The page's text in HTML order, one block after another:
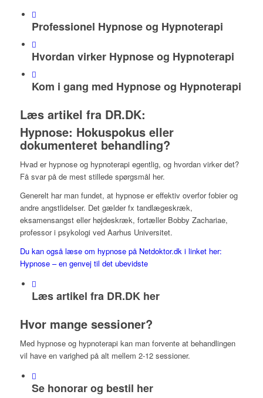
Professionel Hypnose og Hypnoterapi
Hvordan virker Hypnose og Hypnoterapi
Kom i gang med Hypnose og Hypnoterapi
Læs artikel fra DR.DK:
Hypnose: Hokuspokus eller
dokumenteret behandling?
Hvad er hypnose og hypnoterapi egentlig, og hvordan virker det?
Få svar på de mest stillede spørgsmål her.
Generelt har man fundet, at hypnose er effektiv overfor fobier og
andre angstlidelser. Det gælder fx tandlægeskræk,
eksamensangst eller højdeskræk, fortæller Bobby Zachariae,
professor i psykologi ved Aarhus Universitet.
Du kan også læse om hypnose på Netdoktor.dk i linket her:
Hypnose – en genvej til det ubevidste
Læs artikel fra DR.DK her
Hvor mange sessioner?
Med hypnose og hypnoterapi kan man forvente at behandlingen
vil have en varighed på alt mellem 2-12 sessioner.
Se honorar og bestil her